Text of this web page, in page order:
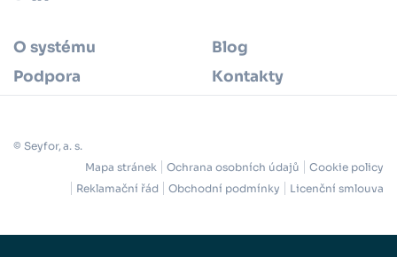
O systému
Blog
Podpora
Kontakty
© Seyfor, a. s.
Mapa stránek
Ochrana osobních údajů
Cookie policy
Reklamační řád
Obchodní podmínky Licenční smlouva